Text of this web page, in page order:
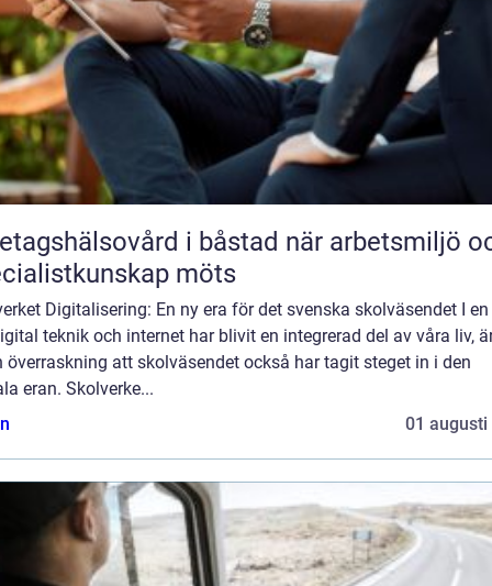
i båstad när arbetsmiljö och
möts
Digitalisering: En ny era för det svenska skolväsendet I
teknik och internet har blivit en integrerad del av våra liv,
överraskning att skolväsendet också har tagit steget in i den
eran. Skolverke...
01 augusti